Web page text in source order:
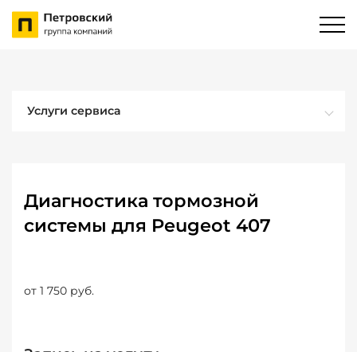
Услуги сервиса
Диагностика тормозной
системы для Peugeot 407
от 1 750 руб.